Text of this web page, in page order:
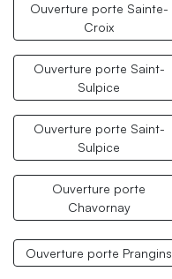
Ouverture porte Sainte-
Croix
Ouverture porte Saint-
Sulpice
Ouverture porte Saint-
Sulpice
Ouverture porte
Chavornay
Ouverture porte Prangins